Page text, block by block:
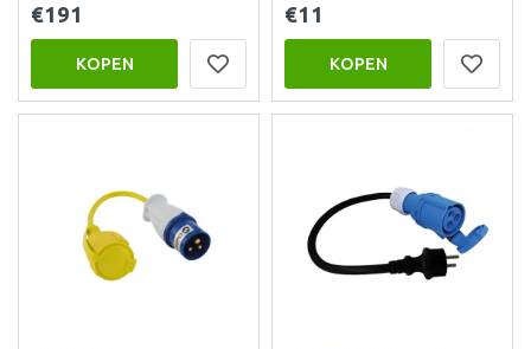
€191
KOPEN
€11
KOPEN